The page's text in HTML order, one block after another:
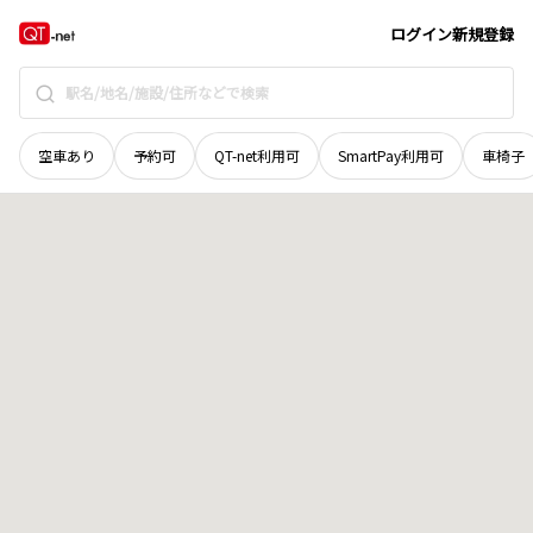
ログイン新規登録
空車あり 予約可 QT-net利用可 SmartPay利用可 車椅子
岡山県